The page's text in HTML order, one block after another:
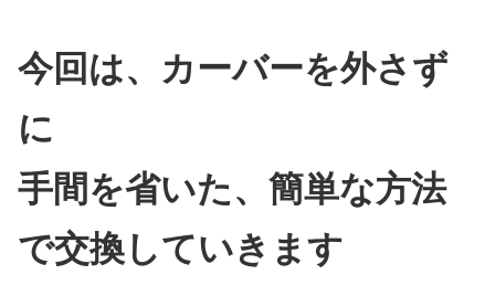
今回は、カーバーを外さず
に
手間を省いた、簡単な方法
で交換していきます